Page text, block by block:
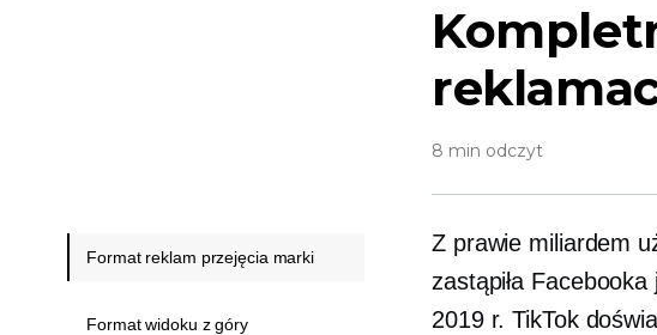
8 min odczyt
Z prawie miliardem
zastąpiła
2019 r. TikTok
Format reklam przejęcia marki
Format widoku z góry